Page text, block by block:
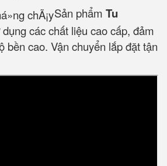
Sản phẩm Tu
các chất liệu cao cấp, đảm
bền cao. Vận chuyển lắp đặt tận